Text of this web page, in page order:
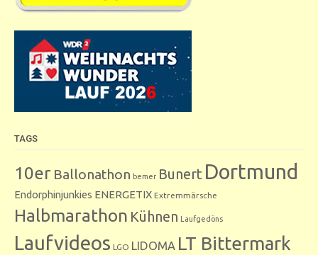
TAGS
10er Ballonathon bemer Bunert Dortmund
Endorphinjunkies ENERGETIX Extremmärsche
Halbmarathon Kühnen Laufgedöns
Laufvideos LGO LIDOMA LT Bittermark